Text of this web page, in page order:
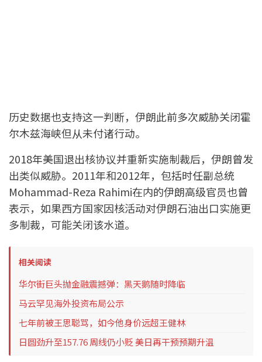
历史数据也支持这一判断，伊朗此前多次威胁关闭霍
尔木兹海峡但从未付诸行动。
2018年美国退出核协议并重新实施制裁后，伊朗曾发
出类似威胁。2011年和2012年，包括时任副总统
Mohammad-Reza Rahimi在内的伊朗高级官员也曾
表示，如果西方国家因核活动对伊朗石油出口实施更
多制裁，可能关闭该水道。
相关阅读
华尔街巨头抛金融震撼弹：黑天鹅随时降临
马云罕见海外投资布局公示
七年前被王思聪骂，如今他身价远超王健林
日圆劲升至157.76 周线仍小贬 美日再干预预期升温